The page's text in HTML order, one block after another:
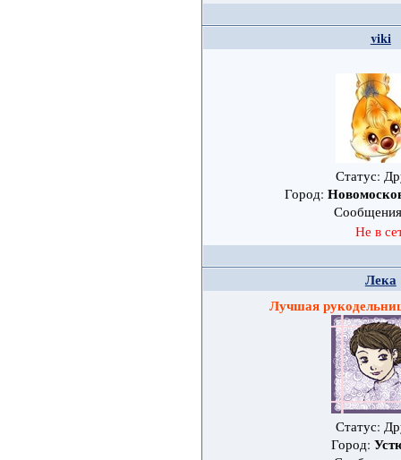
viki
Статус:
Город:
Не в
Лека
Лучшая
Статус:
Город: